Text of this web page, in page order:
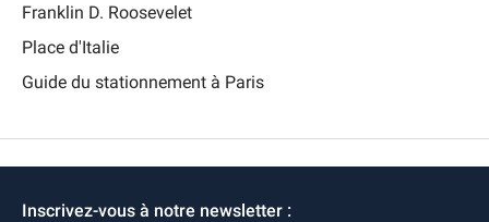
Franklin D. Roosevelet
Place d'Italie
Guide du stationnement à Paris
Inscrivez-vous à notre newsletter :